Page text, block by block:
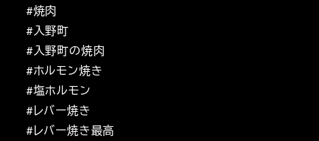
#焼肉
#入野町
#入野町の焼肉
#ホルモン焼き
#塩ホルモン
#レバー焼き
#レバー焼き最高